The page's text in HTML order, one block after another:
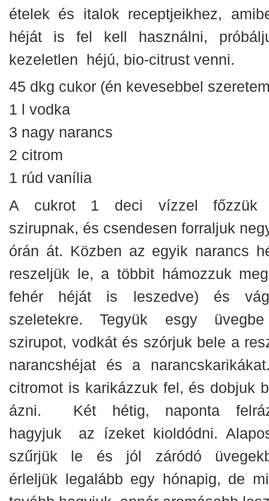
ételek és italok receptjeikhez,
héját is fel kell használni,
kezeletlen héjú, bio-citrust venni.
45 dkg cukor (én kevesebbel
1 l vodka
3 nagy narancs
2 citrom
1 rúd vanília
A cukrot 1 deci vízzel főzzük
szirupnak, és csendesen forraljuk
órán át. Közben az egyik narancs
reszeljük le, a többit hámozzuk
fehér héját is leszedve) és
szeletekre. Tegyük esgy
szirupot, vodkát és szórjuk bele a
narancshéjat és a
citromot is karikázzuk fel, és dobjuk
ázni. Két hétig, naponta
hagyjuk az ízeket kioldódni.
szűrjük le és jól záródó
érleljük legalább egy hónapig, de